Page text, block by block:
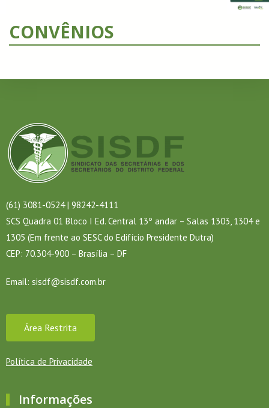
CONVÊNIOS
(61) 3081-0524 | 98242-4111
SCS Quadra 01 Bloco I Ed. Central 13º andar – Salas 1303, 1304 e
1305 (Em frente ao SESC do Edifício Presidente Dutra)
CEP: 70.304-900 – Brasília – DF
Email: sisdf@sisdf.com.br
Área Restrita
Política de Privacidade
Informações